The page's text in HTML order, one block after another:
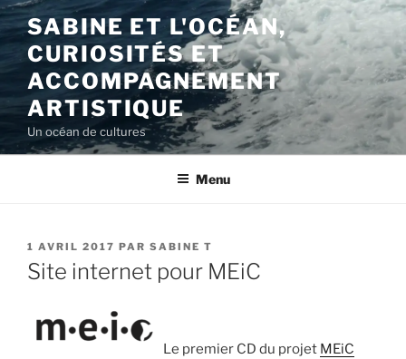
Aller
au
contenu
principal
SABINE ET L'OCÉAN,
CURIOSITÉS ET
ACCOMPAGNEMENT
ARTISTIQUE
Un océan de cultures
Menu
PUBLIÉ
LE
1 AVRIL 2017 PAR SABINE T
Site internet pour MEiC
Le premier CD du projet MEiC